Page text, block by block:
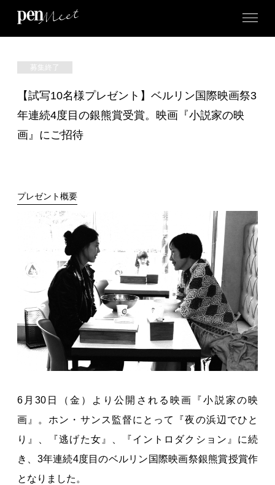
募集終了
【試写10名様プレゼント】ベルリン国際映画祭3
年連続4度目の銀熊賞受賞。映画『小説家の映
画』にご招待
プレゼント概要
6月30日（金）より公開される映画『小説家の映
画』。ホン・サンス監督にとって『夜の浜辺でひと
り』、『逃げた女』、『イントロダクション』に続
き、3年連続4度目のベルリン国際映画祭銀熊賞授賞作
となりました。